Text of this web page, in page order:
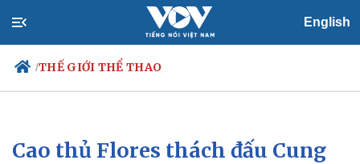
English
/THẾ GIỚI THỂ THAO
Chính trị
Xã hội
Cao thủ Flores thách đấu Cung